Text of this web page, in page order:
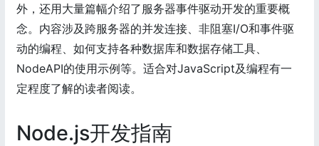
外，还用大量篇幅介绍了服务器事件驱动开发的重要概
念。内容涉及跨服务器的并发连接、非阻塞I/O和事件驱
动的编程、如何支持各种数据库和数据存储工具、
NodeAPI的使用示例等。适合对JavaScript及编程有一
定程度了解的读者阅读。
Node.js开发指南